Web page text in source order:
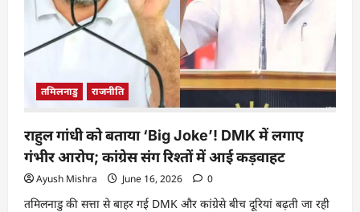
तमिलनाडु राजनीति
राहुल गांधी को बताया ‘Big Joke’! DMK में लगाए
गंभीर आरोप; कांग्रेस संग रिश्तों में आई कड़वाहट
Ayush Mishra June 16, 2026 0
तमिलनाडु की सत्ता से बाहर गई DMK और कांग्रेसे बीच दूरियां बढ़ती जा रही